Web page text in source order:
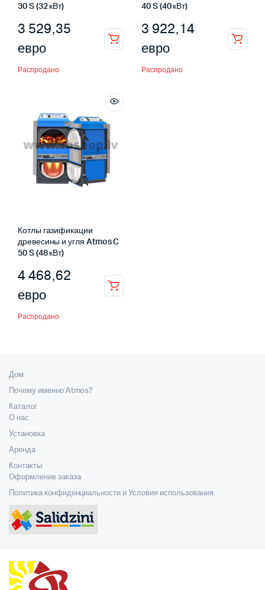
30 S (32 кВт)
3 529,35
евро
Распродано
40 S (40 кВт)
3 922,14
евро
Распродано
Котлы газификации
древесины и угля Atmos C
50 S (48 кВт)
4 468,62
евро
Распродано
Дом
Почему именно Atmos?
Каталог
О нас
Установка
Аренда
Контакты
Оформление заказа
Политика конфиденциальности и Условия использования